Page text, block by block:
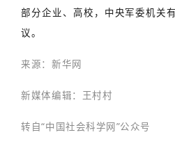
部分企业、高校，中央军委机关
议。
来源：新华网
新媒体编辑：王村村
转自“中国社会科学网”公众号